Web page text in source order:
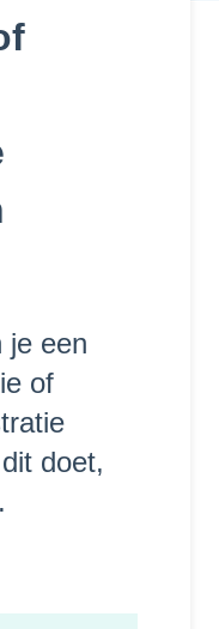
je een
of
doet,